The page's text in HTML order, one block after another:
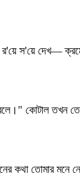
স'য়ে দেখ—
কোটাল তখন
কথা তোমার